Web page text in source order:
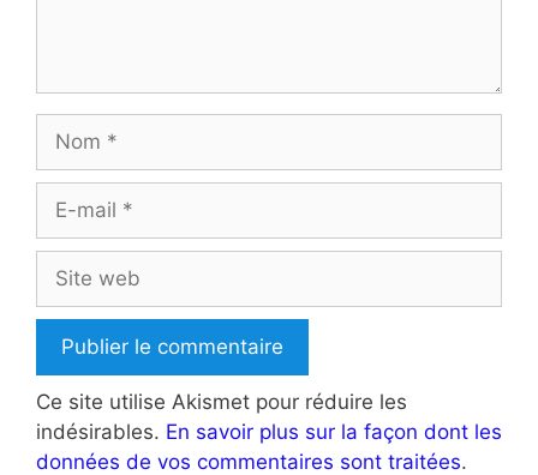
mail
web
Ce site utilise Akismet pour réduire les
indésirables. En savoir plus sur la façon dont les
données de vos commentaires sont traitées.